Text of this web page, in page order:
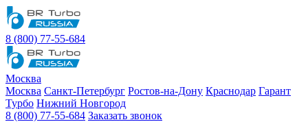
8 (800) 77-55-684
Москва
Москва Санкт-Петербург Ростов-на-Дону Краснодар Гарант
Турбо Нижний Новгород
8 (800) 77-55-684 Заказать звонок